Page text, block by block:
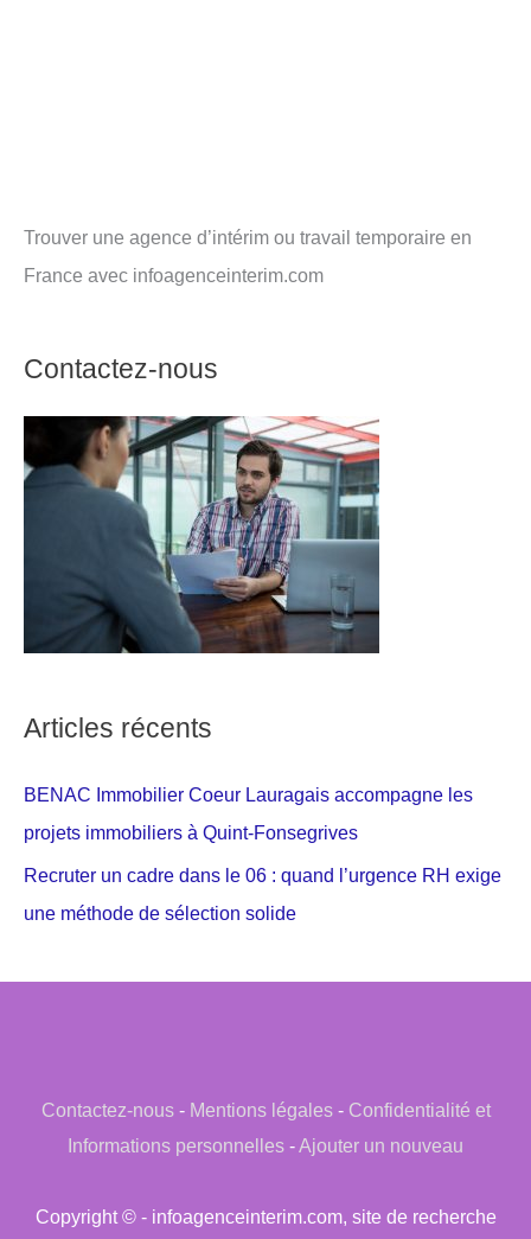
Trouver une agence d’intérim ou travail temporaire en
France avec infoagenceinterim.com
Contactez-nous
Articles récents
BENAC Immobilier Coeur Lauragais accompagne les
projets immobiliers à Quint-Fonsegrives
Recruter un cadre dans le 06 : quand l’urgence RH exige
une méthode de sélection solide
Contactez-nous- Mentions légales- Confidentialité et
Informations personnelles - Ajouter un nouveau
Copyright © - infoagenceinterim.com, site de recherche